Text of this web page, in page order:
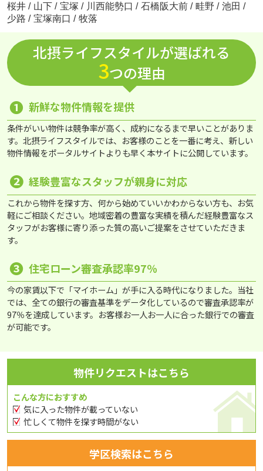
桜井 / 山下 / 宝塚 / 川西能勢口 / 石橋阪大前 / 畦野 / 池田 /
少路 / 宝塚南口 / 牧落
北摂ライフスタイルが選ばれる
3つの理由
❶ 新鮮な物件情報を提供
条件がいい物件は競争率が高く、成約になるまで早いことがありま
す。北摂ライフスタイルでは、お客様のことを一番に考え、新しい
物件情報をポータルサイトよりも早く本サイトに公開しています。
❷ 経験豊富なスタッフが親身に対応
これから物件を探す方、何から始めていいかわからない方も、お気
軽にご相談ください。地域密着の豊富な実績を積んだ経験豊富なス
タッフがお客様に寄り添った質の高いご提案をさせていただきま
す。
❸ 住宅ローン審査承認率97％
今の家賃以下で「マイホーム」が手に入る時代になりました。当社
では、全ての銀行の審査基準をデータ化しているので審査承認率が
97％を達成しています。お客様お一人お一人に合った銀行での審査
が可能です。
物件リクエストはこちら
こんな方におすすめ
気に入った物件が載っていない
忙しくて物件を探す時間がない
学区検索はこちら